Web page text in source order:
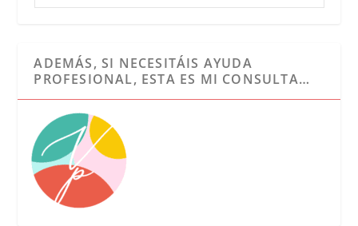
ADEMÁS, SI NECESITÁIS AYUDA
PROFESIONAL, ESTA ES MI CONSULTA…